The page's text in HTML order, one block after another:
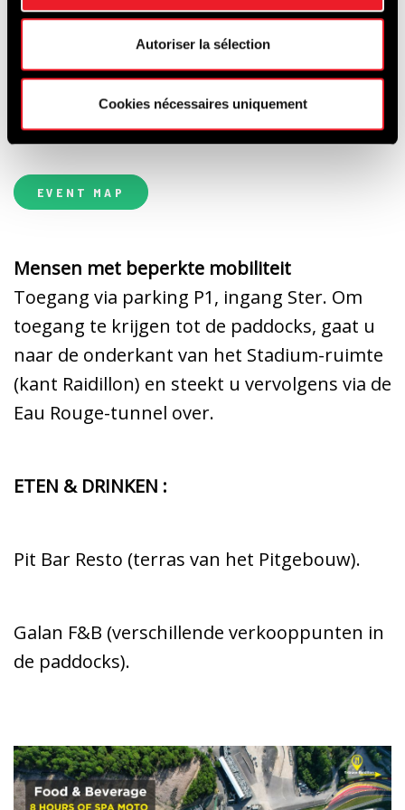
Autoriser la sélection
Cookies nécessaires uniquement
Douchekosten €4,00. De staanplaatsen
hebben geen eigen elektriciteits- of
watervoorziening. Er is geen afvoer voor
afvalwater.
EVENT MAP
Mensen met beperkte mobiliteit
Toegang via parking P1, ingang Ster. Om
toegang te krijgen tot de paddocks, gaat u
naar de onderkant van het Stadium-ruimte
(kant Raidillon) en steekt u vervolgens via de
Eau Rouge-tunnel over.
ETEN & DRINKEN :
Pit Bar Resto (terras van het Pitgebouw).
Galan F&B (verschillende verkooppunten in
de paddocks).